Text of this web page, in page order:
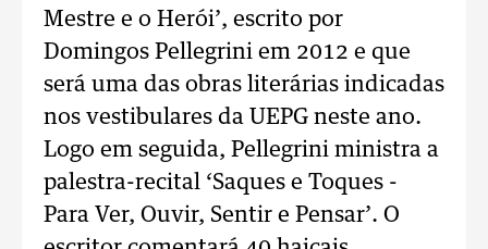
Mestre e o Herói’, escrito por
Domingos Pellegrini em 2012 e que
será uma das obras literárias indicadas
nos vestibulares da UEPG neste ano.
Logo em seguida, Pellegrini ministra a
palestra-recital ‘Saques e Toques -
Para Ver, Ouvir, Sentir e Pensar’. O